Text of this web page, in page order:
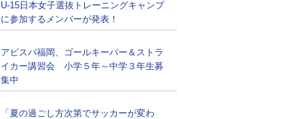
U-15日本女子選抜トレーニングキャンプ
に参加するメンバーが発表！
アビスパ福岡、ゴールキーパー＆ストラ
イカー講習会 小学５年～中学３年生募
集中
「夏の過ごし方次第でサッカーが変わ